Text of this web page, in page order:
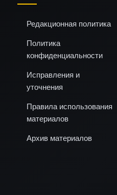
Редакционная политика
Политика
конфиденциальности
Исправления и
уточнения
Правила использования
материалов
Архив материалов